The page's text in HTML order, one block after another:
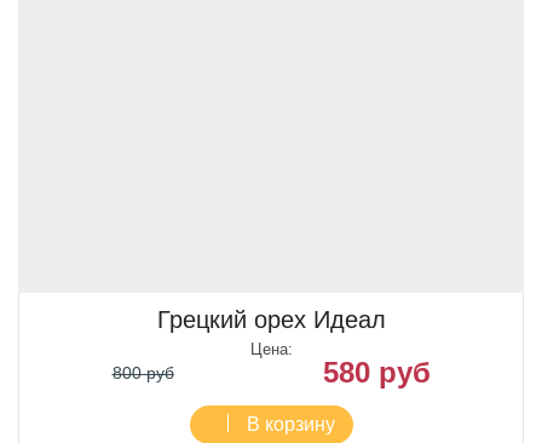
Грецкий орех Идеал
Цена:
800 руб 580 руб
В корзину